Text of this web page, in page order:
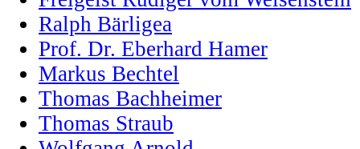
Ralph Bärligea
Prof. Dr. Eberhard Hamer
Markus Bechtel
Thomas Bachheimer
Thomas Straub